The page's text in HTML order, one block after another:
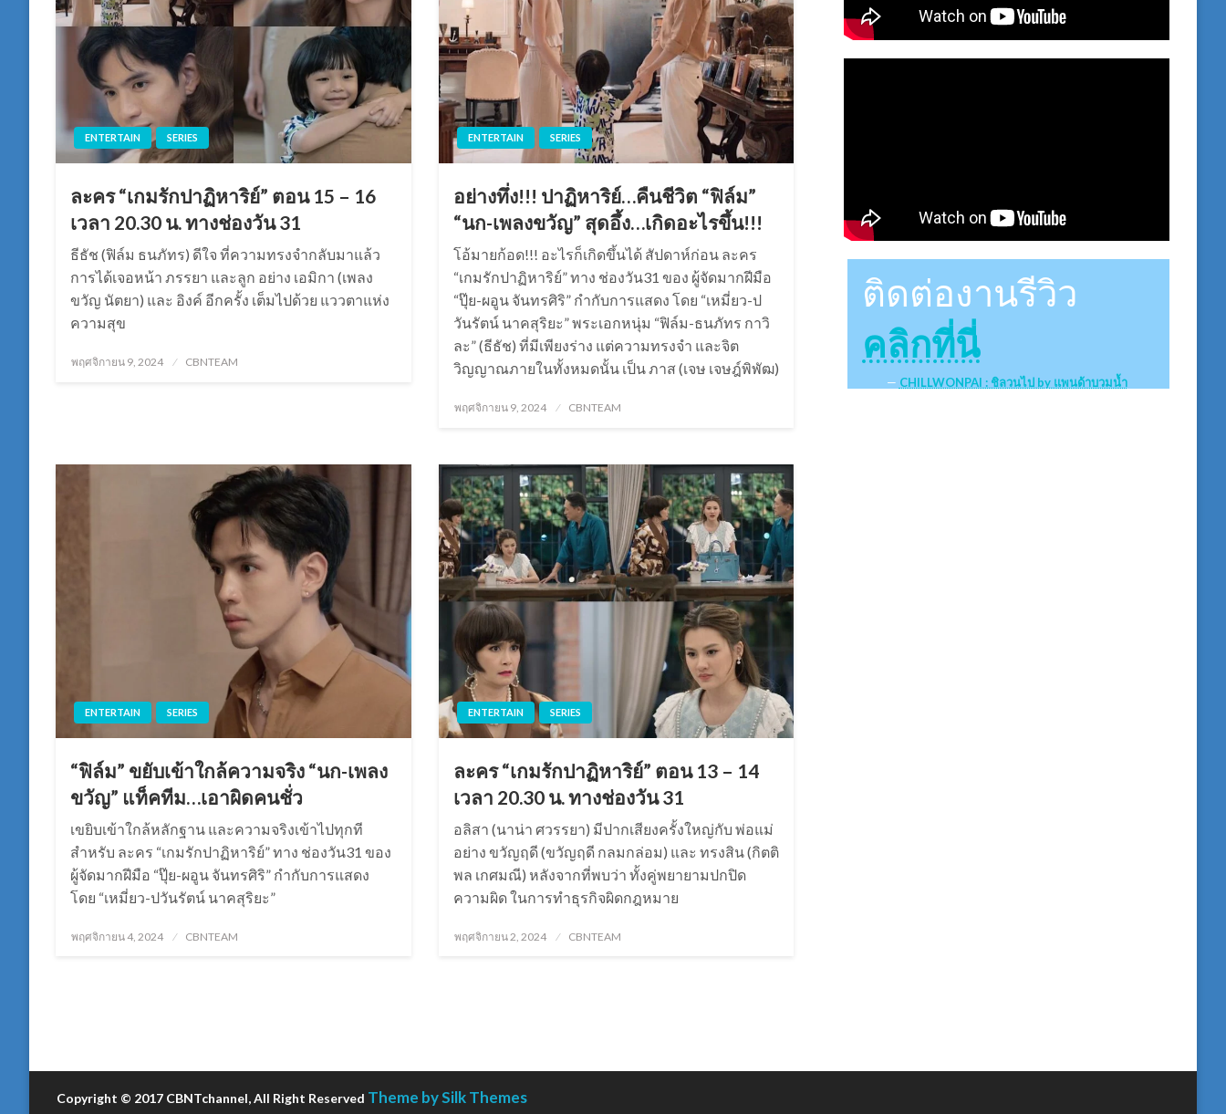
ENTERTAIN SERIES
ละคร “เกมรักปาฏิหาริย์” ตอน 15 – 16
เวลา 20.30 น. ทางช่องวัน 31
ธีธัช (ฟิล์ม ธนภัทร) ดีใจ ที่ความทรงจำกลับมาแล้ว
การได้เจอหน้า ภรรยา และลูก อย่าง เอมิกา (เพลง
ขวัญ นัตยา) และ อิงค์ อีกครั้ง เต็มไปด้วย แววตาแห่ง
ความสุข
Posted
พฤศจิกายน 9, 2024 CBNTEAM
ENTERTAIN SERIES
อย่างทึ่ง!!! ปาฏิหาริย์…คืนชีวิต “ฟิล์ม”
“นก-เพลงขวัญ” สุดอึ้ง…เกิดอะไรขึ้น!!!
โอ้มายก้อด!!! อะไรก็เกิดขึ้นได้ สัปดาห์ก่อน ละคร
“เกมรักปาฏิหาริย์” ทาง ช่องวัน31 ของ ผู้จัดมากฝีมือ
“ปุ๊ย-ผอูน จันทรศิริ” กำกับการแสดง โดย “เหมี่ยว-ป
วันรัตน์ นาคสุริยะ” พระเอกหนุ่ม “ฟิล์ม-ธนภัทร กาวิ
ละ” (ธีธัช) ที่มีเพียงร่าง แต่ความทรงจำ และจิต
วิญญาณภายในทั้งหมดนั้น เป็น ภาส (เจษ เจษฎ์พิพัฒ)
Posted
พฤศจิกายน 9, 2024 CBNTEAM
ENTERTAIN SERIES
“ฟิล์ม” ขยับเข้าใกล้ความจริง “นก-เพลง
ขวัญ” แท็คทีม…เอาผิดคนชั่ว
เขยิบเข้าใกล้หลักฐาน และความจริงเข้าไปทุกที
สำหรับ ละคร “เกมรักปาฏิหาริย์” ทาง ช่องวัน31 ของ
ผู้จัดมากฝีมือ “ปุ๊ย-ผอูน จันทรศิริ” กำกับการแสดง
โดย “เหมี่ยว-ปวันรัตน์ นาคสุริยะ”
Posted
พฤศจิกายน 4, 2024 CBNTEAM
ENTERTAIN SERIES
ละคร “เกมรักปาฏิหาริย์” ตอน 13 – 14
เวลา 20.30 น. ทางช่องวัน 31
อลิสา (นาน่า ศวรรยา) มีปากเสียงครั้งใหญ่กับ พ่อแม่
อย่าง ขวัญฤดี (ขวัญฤดี กลมกล่อม) และ ทรงสิน (กิตติ
พล เกศมณี) หลังจากที่พบว่า ทั้งคู่พยายามปกปิด
ความผิด ในการทำธุรกิจผิดกฎหมาย
Posted
พฤศจิกายน 2, 2024 CBNTEAM
ติดต่องานรีวิว
คลิกที่นี่
CHILLWONPAI : ชิลวนไป by แพนด้าบวมน้ำ
Copyright © 2017 CBNTchannel, All Right Reserved Theme by Silk Themes